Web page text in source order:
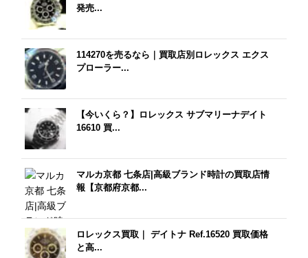
発売...
114270を売るなら｜買取店別ロレックス エクス
プローラー...
【今いくら？】ロレックス サブマリーナデイト
16610 買...
マルカ京都 七条店|高級ブランド時計の買取店情
報【京都府京都...
ロレックス買取｜ デイトナ Ref.16520 買取価格
と高...